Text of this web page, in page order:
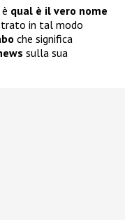
qual è il vero nome
in tal modo
che significa
sulla sua